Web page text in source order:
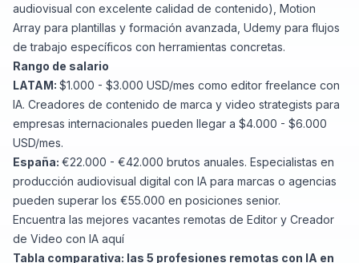
audiovisual con excelente calidad de contenido), Motion
Array para plantillas y formación avanzada, Udemy para flujos
de trabajo específicos con herramientas concretas.
Rango de salario
LATAM: $1.000 - $3.000 USD/mes como editor freelance con
IA. Creadores de contenido de marca y video strategists para
empresas internacionales pueden llegar a $4.000 - $6.000
USD/mes.
España: €22.000 - €42.000 brutos anuales. Especialistas en
producción audiovisual digital con IA para marcas o agencias
pueden superar los €55.000 en posiciones senior.
Encuentra las mejores vacantes remotas de Editor y Creador
de Video con IA aquí
Tabla comparativa: las 5 profesiones remotas con IA en